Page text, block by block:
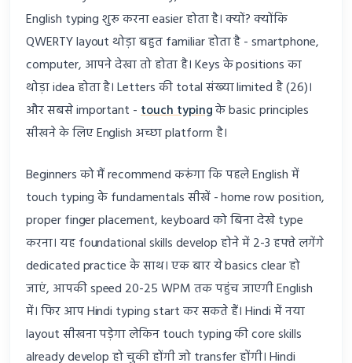
English typing शुरू करना easier होता है। क्यों? क्योंकि
QWERTY layout थोड़ा बहुत familiar होता है - smartphone,
computer, आपने देखा तो होता है। Keys के positions का
थोड़ा idea होता है। Letters की total संख्या limited है (26)।
और सबसे important -touch typingके basic principles
सीखने के लिए English अच्छा platform है।
Beginners को मैं recommend करूंगा कि पहले English में
touch typing के fundamentals सीखें - home row position,
proper finger placement, keyboard को बिना देखे type
करना। यह foundational skills develop होने में 2-3 हफ्ते लगेंगे
dedicated practice के साथ। एक बार ये basics clear हो
जाएं, आपकी speed 20-25 WPM तक पहुंच जाएगी English
में। फिर आप Hindi typing start कर सकते हैं। Hindi में नया
layout सीखना पड़ेगा लेकिन touch typing की core skills
already develop हो चुकी होंगी जो transfer होंगी। Hindi